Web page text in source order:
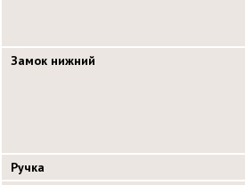
Замок нижний
Ручка